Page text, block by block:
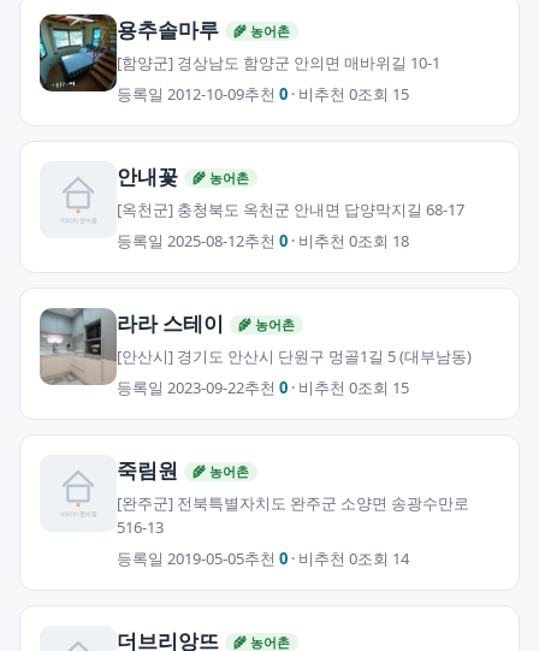
용추솔마루 🌾 농어촌
[함양군] 경상남도 함양군 안의면 매바위길 10-1
등록일 2012-10-09추천 0 · 비추천 0조회 15
안내꽃 🌾 농어촌
[옥천군] 충청북도 옥천군 안내면 답양막지길 68-17
등록일 2025-08-12추천 0 · 비추천 0조회 18
라라 스테이 🌾 농어촌
[안산시] 경기도 안산시 단원구 멍골1길 5 (대부남동)
등록일 2023-09-22추천 0 · 비추천 0조회 15
죽림원 🌾 농어촌
[완주군] 전북특별자치도 완주군 소양면 송광수만로
516-13
등록일 2019-05-05추천 0 · 비추천 0조회 14
더브리앙뜨 🌾 농어촌